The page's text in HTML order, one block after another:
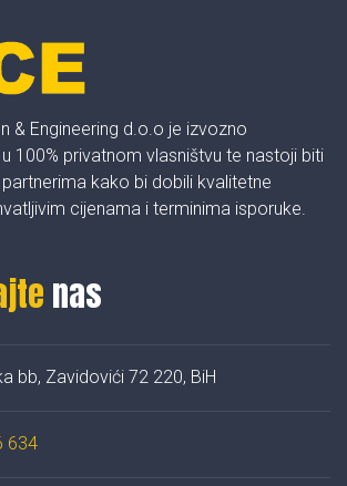
& Engineering d.o.o je izvozno
100% privatnom vlasništvu te nastoji biti
kako bi dobili kvalitetne
cijenama i terminima isporuke.
nas
bb, Zavidovići 72 220, BiH
634